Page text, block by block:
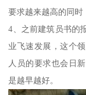
要求越来越高的同时
4、之前建筑员书的
业飞速发展，这个
人员的要求也会日
是越早越好。